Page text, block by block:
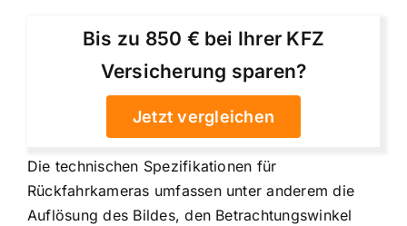
Bis zu 850 € bei Ihrer KFZ
Versicherung sparen?
Jetzt vergleichen
Die technischen Spezifikationen für
Rückfahrkameras umfassen unter anderem die
Auflösung des Bildes, den Betrachtungswinkel